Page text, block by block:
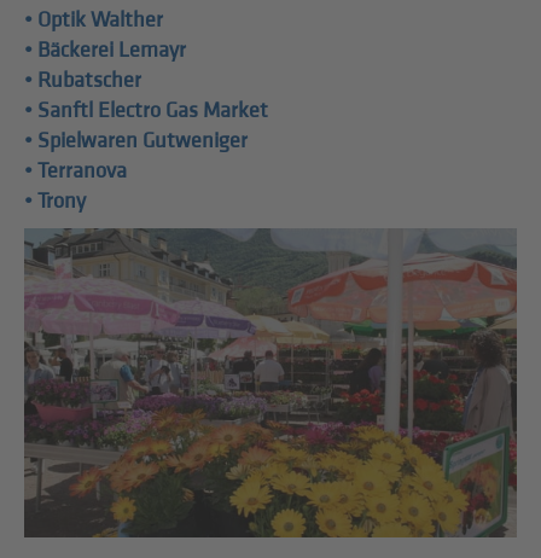
• Optik Walther
• Bäckerei Lemayr
• Rubatscher
• Sanftl Electro Gas Market
• Spielwaren Gutweniger
• Terranova
• Trony